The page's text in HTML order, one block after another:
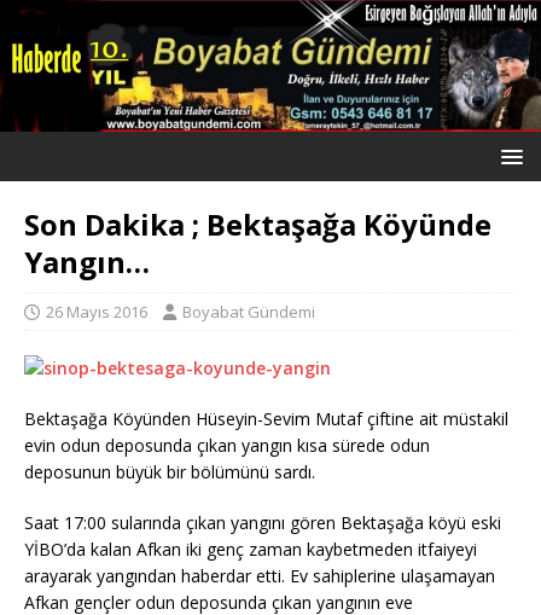
Son Dakika ; Bektaşağa Köyünde
Yangın…
26 Mayıs 2016 Boyabat Gündemi
Bektaşağa Köyünden Hüseyin-Sevim Mutaf çiftine ait müstakil
evin odun deposunda çıkan yangın kısa sürede odun
deposunun büyük bir bölümünü sardı.
Saat 17:00 sularında çıkan yangını gören Bektaşağa köyü eski
YİBO’da kalan Afkan iki genç zaman kaybetmeden itfaiyeyi
arayarak yangından haberdar etti. Ev sahiplerine ulaşamayan
Afkan gençler odun deposunda çıkan yangının eve